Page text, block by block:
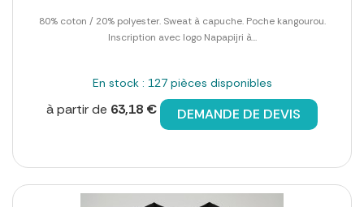
80% coton / 20% polyester. Sweat à capuche. Poche kangourou.
Inscription avec logo Napapijri à...
En stock : 127 pièces disponibles
à partir de 63,18 € DEMANDE DE DEVIS